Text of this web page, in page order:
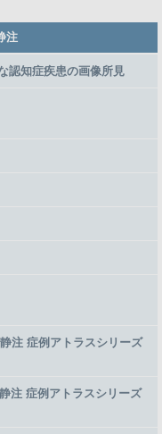
注
認知症疾患の画像所見
静注 症例アトラスシリーズ
注 症例アトラスシリーズ